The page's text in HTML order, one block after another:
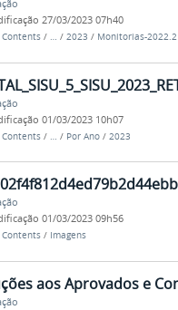
27/03/2023 07h40
Contents / … / 2023 / Monitorias-2022.2
01/03/2023 10h07
Contents / / Por Ano / 2023
01/03/2023 09h56
Contents / Imagens
aos Aprovados e